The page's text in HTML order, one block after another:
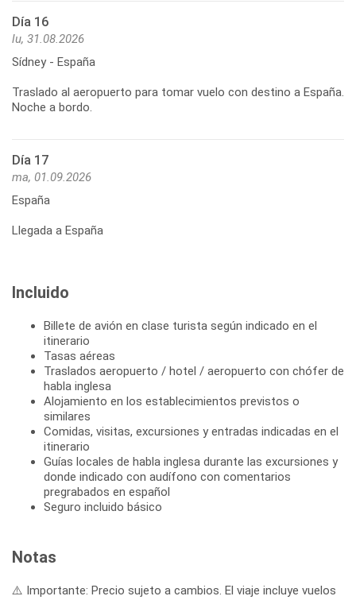
Día 16
lu, 31.08.2026
Sídney - España
Traslado al aeropuerto para tomar vuelo con destino a España.
Día 17
ma, 01.09.2026
España
Llegada a España
Incluido
Billete de avión en clase turista según indicado en el
itinerario
Tasas aéreas
Traslados aeropuerto / hotel / aeropuerto con chófer de
habla inglesa
Alojamiento en los establecimientos previstos o
similares
Comidas, visitas, excursiones y entradas indicadas en el
itinerario
Guías locales de habla inglesa durante las excursiones y
donde indicado con audífono con comentarios
pregrabados en español
Seguro incluido básico
Notas
⚠️ Importante: Precio sujeto a cambios. El viaje incluye vuelos